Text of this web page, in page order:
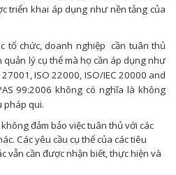
triển khai áp dụng như nền tảng của
tổ chức, doanh nghiệp cần tuân thủ
quản lý cụ thể mà họ cần áp dụng như
ISO 22000, ISO/IEC 20000 and
99:2006 không có nghĩa là không
pháp qui.
đảm bảo việc tuân thủ với các
Các yêu cầu cụ thể của các tiêu
vẫn cần được nhận biết, thực hiện và